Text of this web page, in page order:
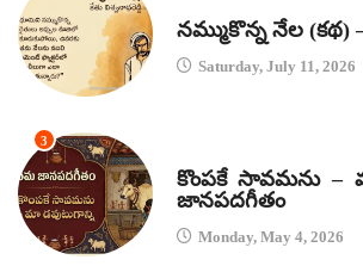
నమ్ముకొన్న నేల (కథ)
Saturday, July 11, 2026
3
కొంపకే సావమను –
జానపదగీతం
Monday, May 4, 2026